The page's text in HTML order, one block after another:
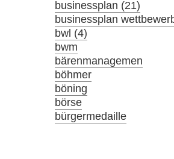
businessplan (21)
businessplan
bwl (4)
bwm
bärenmanagemen
böhmer
böning
börse
bürgermedaille